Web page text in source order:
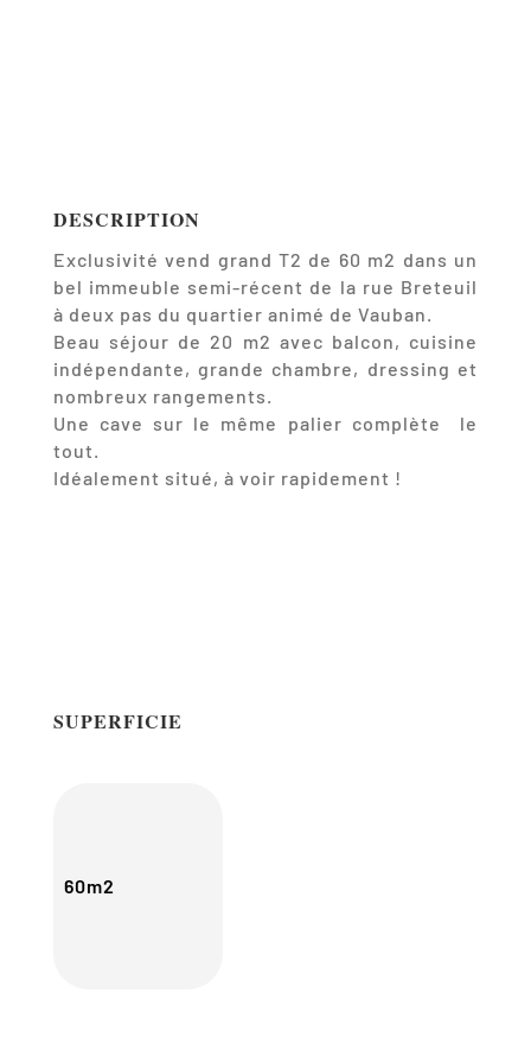
DESCRIPTION
Exclusivité vend grand T2 de 60 m2 dans un
bel immeuble semi-récent de la rue Breteuil
à deux pas du quartier animé de Vauban.
Beau séjour de 20 m2 avec balcon, cuisine
indépendante, grande chambre, dressing et
nombreux rangements.
Une cave sur le même palier complète le
tout.
Idéalement situé, à voir rapidement !
SUPERFICIE
60m2